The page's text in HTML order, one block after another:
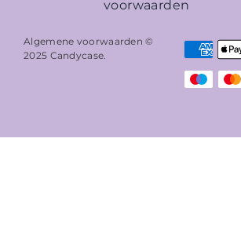
voorwaarden
Algemene voorwaarden ©
2025 Candycase.